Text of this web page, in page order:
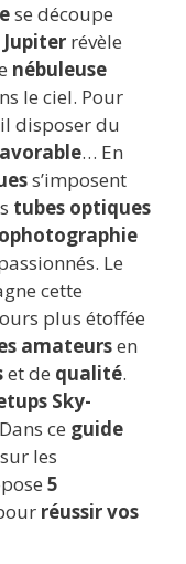
se découpe
Jupiter révèle
nébuleuse
le ciel. Pour
disposer du
… En
s’imposent
tubes optiques
Le
cette
plus étoffée
amateursen
et de qualité.
Sky-
ce guide
les
5
réussir vos